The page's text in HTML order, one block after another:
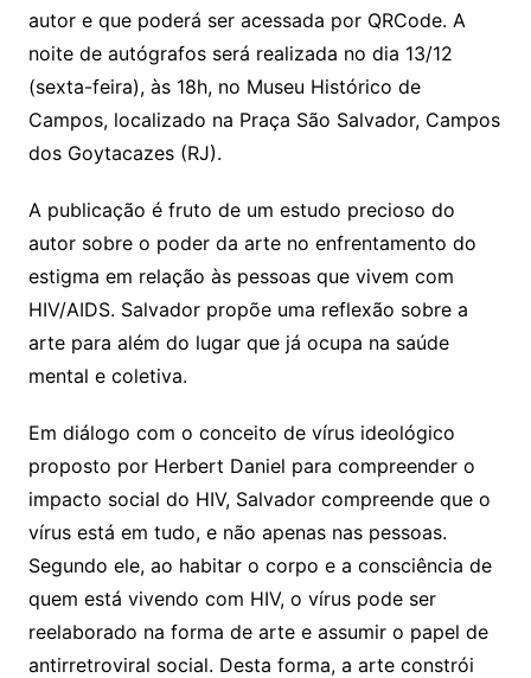
autor e que poderá ser acessada por QRCode. A
noite de autógrafos será realizada no dia 13/12
(sexta-feira), às 18h, no Museu Histórico de
Campos, localizado na Praça São Salvador, Campos
dos Goytacazes (RJ).
A publicação é fruto de um estudo precioso do
autor sobre o poder da arte no enfrentamento do
estigma em relação às pessoas que vivem com
HIV/AIDS. Salvador propõe uma reflexão sobre a
arte para além do lugar que já ocupa na saúde
mental e coletiva.
Em diálogo com o conceito de vírus ideológico
proposto por Herbert Daniel para compreender o
impacto social do HIV, Salvador compreende que o
vírus está em tudo, e não apenas nas pessoas.
Segundo ele, ao habitar o corpo e a consciência de
quem está vivendo com HIV, o vírus pode ser
reelaborado na forma de arte e assumir o papel de
antirretroviral social. Desta forma, a arte constrói